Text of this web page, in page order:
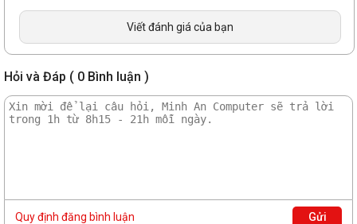
Viết đánh giá của bạn
Hỏi và Đáp ( 0 Bình luận )
Quy định đăng bình luận Gửi